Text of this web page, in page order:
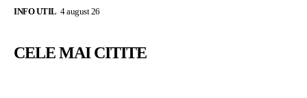
INFO UTIL 4 august 26
CELE MAI CITITE